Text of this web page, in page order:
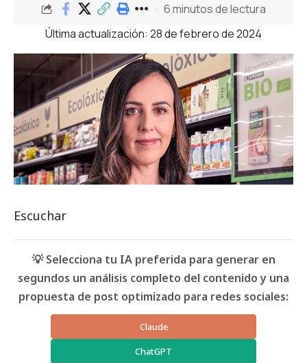
Última actualización: 28 de febrero de 2024
6 minutos de lectura
Escuchar
💡 Selecciona tu IA preferida para generar en
segundos un análisis completo del contenido y una
propuesta de post optimizado para redes sociales:
Claude
ChatGPT